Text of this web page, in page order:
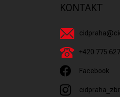
KONTAKT
cidpraha@
+420 775
Facebook